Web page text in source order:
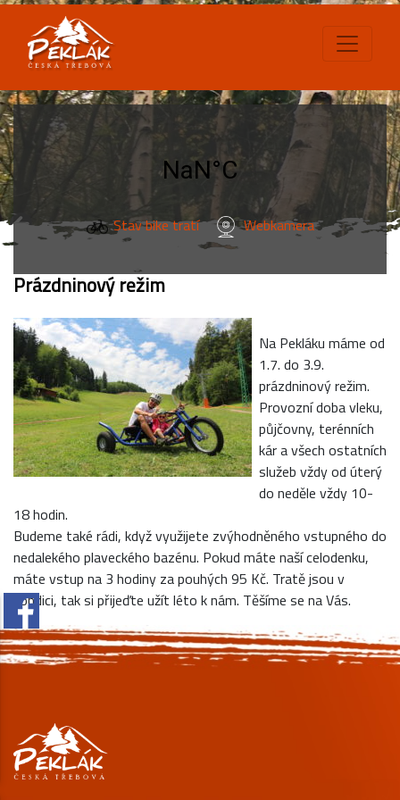
Stav bike tratí Webkamera
Prázdninový režim
Na Pekláku máme od
1.7. do 3.9.
prázdninový režim.
Provozní doba vleku,
půjčovny, terénních
kár a všech ostatních
služeb vždy od úterý
do neděle vždy 10-
18 hodin.
Budeme také rádi, když využijete zvýhodněného vstupného do
nedalekého plaveckého bazénu. Pokud máte naší celodenku,
máte vstup na 3 hodiny za pouhých 95 Kč. Tratě jsou v
kondici, tak si přijeďte užít léto k nám. Těšíme se na Vás.